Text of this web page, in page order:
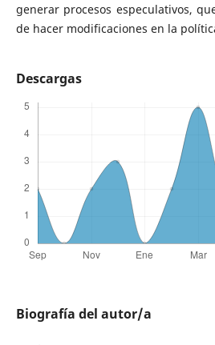
generar procesos especulativos,
de hacer modificaciones en la
Descargas
Biografía del autor/a